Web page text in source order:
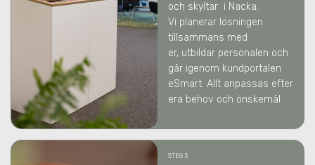
och skyltar i Nacka.
Vi planerar lösningen
tillsammans med
er, utbildar personalen och
går igenom kundportalen
eSmart. Allt anpassas efter
era behov och önskemål.
STEG 3